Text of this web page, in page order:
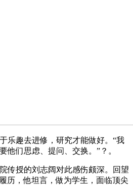
趣去进修，研究才能做好。“我
他们思虑、提问、交换。”？。
授的刘志阔对此感伤颇深。回望
历，他坦言，做为学生，面临顶尖